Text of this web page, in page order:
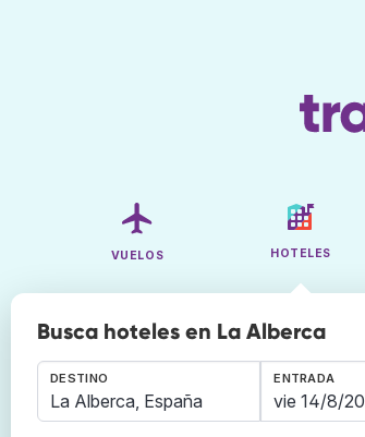
VUELOS HOTELES
Busca hoteles en La Alberca
DESTINO ENTRADA